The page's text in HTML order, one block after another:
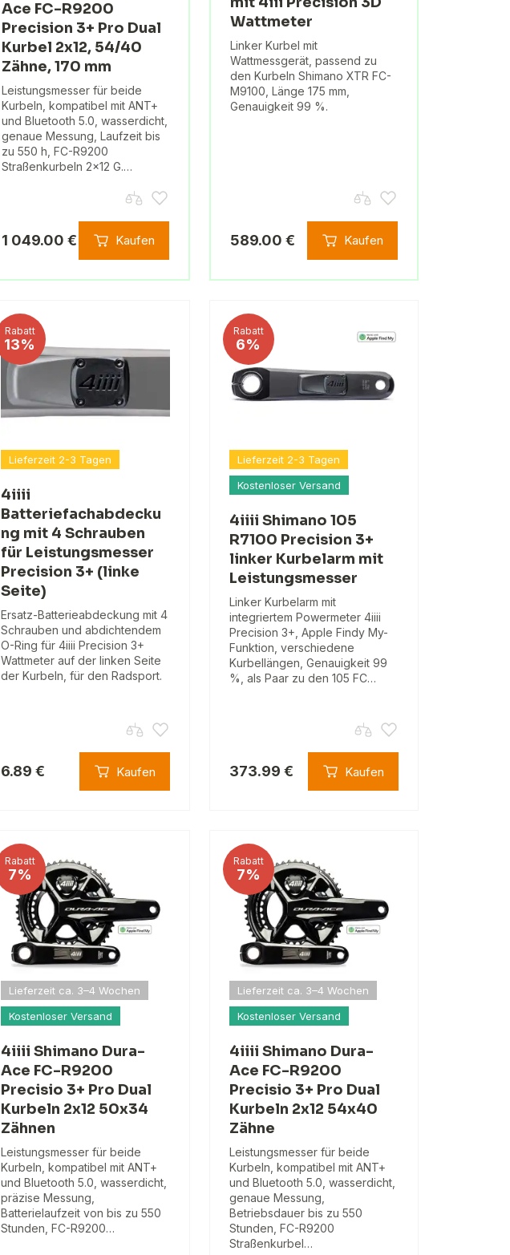
Ace FC-R9200
Precision 3+ Pro Dual
Kurbel 2x12, 54/40
Zähne, 170 mm
Leistungsmesser für beide
Kurbeln, kompatibel mit ANT+
und Bluetooth 5.0, wasserdicht,
genaue Messung, Laufzeit bis
zu 550 h, FC-R9200
Straßenkurbeln 2x12 G.…
1 049.00 € Kaufen
Wattmeter
Linker Kurbel mit
Wattmessgerät, passend zu
den Kurbeln Shimano XTR FC-
M9100, Länge 175 mm,
Genauigkeit 99 %.
589.00 € Kaufen
Rabatt
13%
Lieferzeit 2-3 Tagen
4iiii
Batteriefachabdecku
ng mit 4 Schrauben
für Leistungsmesser
Precision 3+ (linke
Seite)
Ersatz-Batterieabdeckung mit 4
Schrauben und abdichtendem
O-Ring für 4iiii Precision 3+
Wattmeter auf der linken Seite
der Kurbeln, für den Radsport.
6.89 € Kaufen
Rabatt
6%
Lieferzeit 2-3 Tagen
Kostenloser Versand
4iiii Shimano 105
R7100 Precision 3+
linker Kurbelarm mit
Leistungsmesser
Linker Kurbelarm mit
integriertem Powermeter 4iiii
Precision 3+, Apple Findy My-
Funktion, verschiedene
Kurbellängen, Genauigkeit 99
%, als Paar zu den 105 FC…
373.99 € Kaufen
Rabatt
7%
Lieferzeit ca. 3–4 Wochen
Kostenloser Versand
4iiii Shimano Dura-
Ace FC-R9200
Precisio 3+ Pro Dual
Kurbeln 2x12 50x34
Zähnen
Leistungsmesser für beide
Kurbeln, kompatibel mit ANT+
und Bluetooth 5.0, wasserdicht,
präzise Messung,
Batterielaufzeit von bis zu 550
Stunden, FC-R9200…
Rabatt
7%
Lieferzeit ca. 3–4 Wochen
Kostenloser Versand
4iiii Shimano Dura-
Ace FC-R9200
Precisio 3+ Pro Dual
Kurbeln 2x12 54x40
Zähne
Leistungsmesser für beide
Kurbeln, kompatibel mit ANT+
und Bluetooth 5.0, wasserdicht,
genaue Messung,
Betriebsdauer bis zu 550
Stunden, FC-R9200
Straßenkurbel…